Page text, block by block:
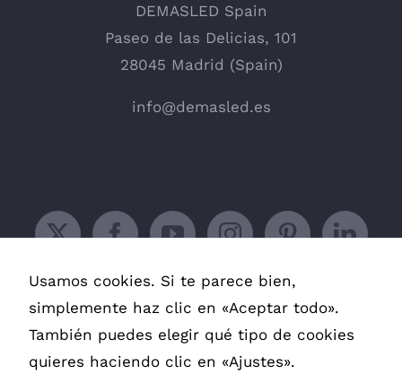
DEMASLED Spain
Paseo de las Delicias, 101
28045 Madrid (Spain)
info@demasled.es
Usamos cookies. Si te parece bien,
simplemente haz clic en «Aceptar todo».
También puedes elegir qué tipo de cookies
quieres haciendo clic en «Ajustes».